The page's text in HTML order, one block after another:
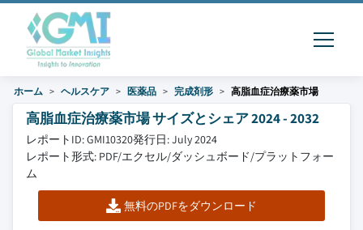
ホーム ヘルスケア 医薬品 完成剤形 高脂血症治療薬市場
高脂血症治療薬市場 サイズとシェア 2024 - 2032
レポートID: GMI10320発行日: July 2024
レポート形式: PDF/エクセル/ダッシュボード/プラットフォー
ム
無料のPDFをダウンロード